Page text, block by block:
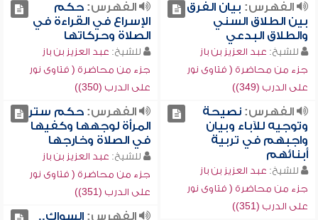
الفهرس: بيان الفرق
بين الطلاق السني
والطلاق البدعي
للشيخ: عبد العزيز بن باز
جزء من محاضرة ( فتاوى نور
على الدرب (349))
الفهرس:حكم
الإسراع في القراءة في
الصلاة وحركاتها
للشيخ: عبد العزيز بن باز
جزء من محاضرة ( فتاوى نور
على الدرب (350))
الفهرس:نصيحة
وتوجيه للآباء وبيان
واجبهم في تربية
أبنائهم
للشيخ: عبد العزيز بن باز
جزء من محاضرة ( فتاوى نور
على الدرب (351))
الفهرس:حكم ستر
المرأة لوجهها وكفيها
في الصلاة وخارجها
للشيخ: عبد العزيز بن باز
جزء من محاضرة ( فتاوى نور
على الدرب (351))
الفهرس:السواك..